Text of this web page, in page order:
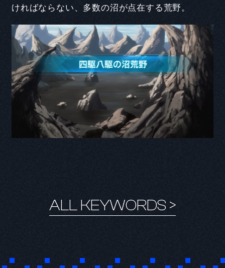
CAST COMMENT
ければならない、多数の沼が点在する荒野。
ALL KEYWORDS >